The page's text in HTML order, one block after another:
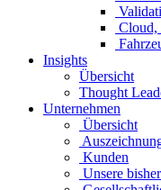
Cloud,
Insights
Übersicht
Thought
Unternehmen
Übersicht
Kunden
Unsere